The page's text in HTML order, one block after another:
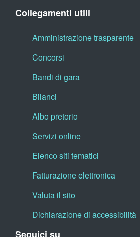
Collegamenti utili
Amministrazione trasparente
Concorsi
Bandi di gara
Bilanci
Albo pretorio
Servizi online
Elenco siti tematici
Fatturazione elettronica
Valuta il sito
Dichiarazione di accessibilità